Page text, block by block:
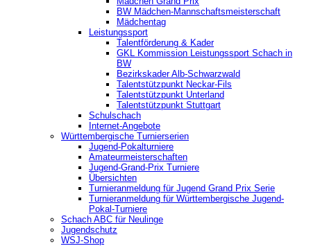
BW Mädchen-Mannschaftsmeisterschaft
Mädchentag
Leistungssport
Talentförderung & Kader
GKL Kommission Leistungssport Schach in
BW
Bezirkskader Alb-Schwarzwald
Talentstützpunkt Neckar-Fils
Talentstützpunkt Unterland
Talentstützpunkt Stuttgart
Schulschach
Internet-Angebote
Württembergische Turnierserien
Jugend-Pokalturniere
Amateurmeisterschaften
Jugend-Grand-Prix Turniere
Übersichten
Turnieranmeldung für Jugend Grand Prix Serie
Turnieranmeldung für Württembergische Jugend-
Pokal-Turniere
Schach ABC für Neulinge
Jugendschutz
WSJ-Shop